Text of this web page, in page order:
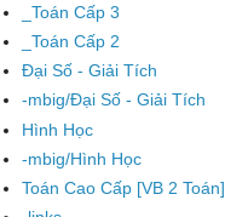
_Toán Cấp 3
_Toán Cấp 2
Đại Số - Giải Tích
-mbig/Đại Số - Giải Tích
Hình Học
-mbig/Hình Học
Toán Cao Cấp [VB 2 Toán]